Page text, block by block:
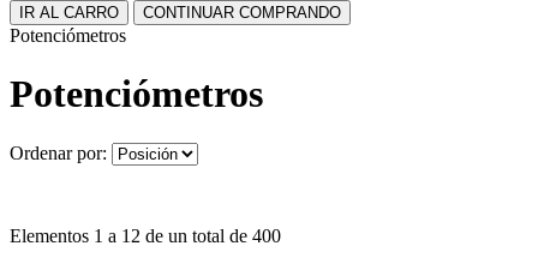
IR AL CARRO CONTINUAR COMPRANDO
Potenciómetros
Potenciómetros
Ordenar por:
Elementos 1 a 12 de un total de 400